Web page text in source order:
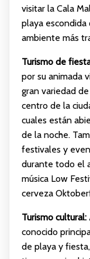
visitar la Cala
playa escondida
ambiente más
Turismo de
por su animada
gran variedad
centro de la
cuales están
de la noche.
festivales y
durante todo el
música Low
cerveza
Turismo cultural:
conocido
de playa y